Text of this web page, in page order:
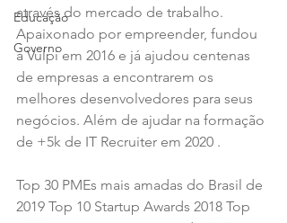
Educação
Governo
através do mercado de trabalho.
Apaixonado por empreender, fundou
a Vulpi em 2016 e já ajudou centenas
de empresas a encontrarem os
melhores desenvolvedores para seus
negócios. Além de ajudar na formação
de +5k de IT Recruiter em 2020 .
Top 30 PMEs mais amadas do Brasil de
2019 Top 10 Startup Awards 2018 Top